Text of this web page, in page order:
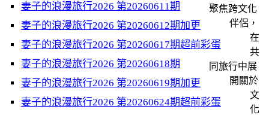
妻子的浪漫旅行2026 第20260611期
妻子的浪漫旅行2026 第20260612期加更
妻子的浪漫旅行2026 第20260617期超前彩蛋
妻子的浪漫旅行2026 第20260618期
妻子的浪漫旅行2026 第20260619期加更
妻子的浪漫旅行2026 第20260624期超前彩蛋
聚焦跨文化
伴侶，
在
共
同旅行中展
開關於
文
化